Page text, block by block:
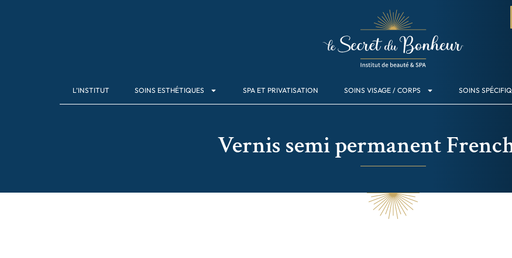
L’INSTITUT SOINS ESTHÉTIQUES SPA ET PRIVATISATION SOINS VISAGE / CORPS SOINS
Vernis semi permanent